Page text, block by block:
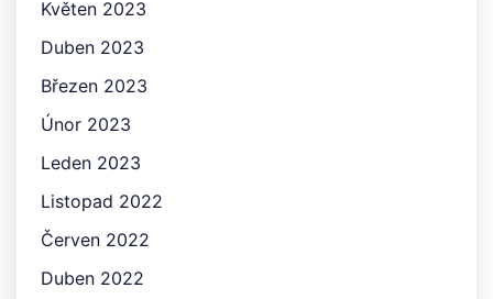
Květen 2023
Duben 2023
Březen 2023
Únor 2023
Leden 2023
Listopad 2022
Červen 2022
Duben 2022